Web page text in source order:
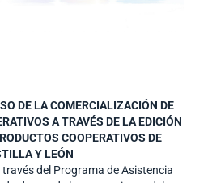
DE LA COMERCIALIZACIÓN DE
A TRAVÉS DE LA EDICIÓN
COOPERATIVOS DE
Y LEÓN
del Programa de Asistencia